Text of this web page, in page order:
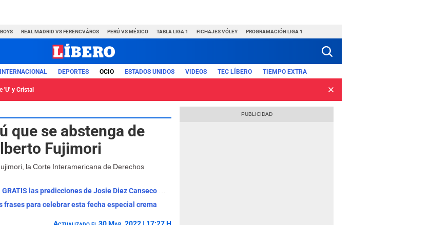
REAL MADRID VS FERENCVÁROS PERÚ VS MÉXICO TABLA LIGA 1 FICHAJES VÓLEY PROGRAMACIÓN LIGA 1
INTERNACIONAL DEPORTES OCIO ESTADOS UNIDOS VIDEOS TEC LÍBERO TIEMPO EXTRA
'U' y Cristal
que se abstenga de
Fujimori
la Corte Interamericana de Derechos
Horóscopo de HOY, viernes 7 de agosto de 2026: GRATIS las predicciones de Josie Diez Canseco para tu signo
frases para celebrar esta fecha especial crema